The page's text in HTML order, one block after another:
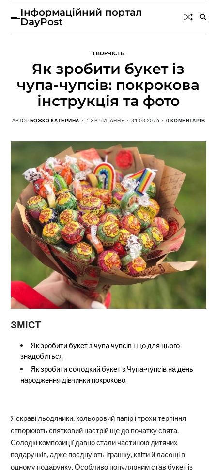
Інформаційний портал
DayPost
ТВОРЧІСТЬ
Як зробити букет із
чупа-чупсів: покрокова
інструкція та фото
АВТОРБОЖКО КАТЕРИНА 1 ХВ ЧИТАННЯ 31.03.2026 0 КОМЕНТАРІВ
ЗМІСТ
Як зробити букет з чупа чупсів і що для цього
знадобиться
Як зробити солодкий букет з Чупа-чупсів на день
народження дівчинки покроково
Яскраві льодяники, кольоровий папір і трохи терпіння
створюють святковий настрій ще до початку свята.
Солодкі композиції давно стали частиною дитячих
подарунків, адже поєднують іграшку, квіти й ласощі в
одному подарунку. Особливо популярним став букет із